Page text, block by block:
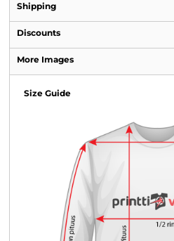
Shipping
Discounts
More Images
Size Guide